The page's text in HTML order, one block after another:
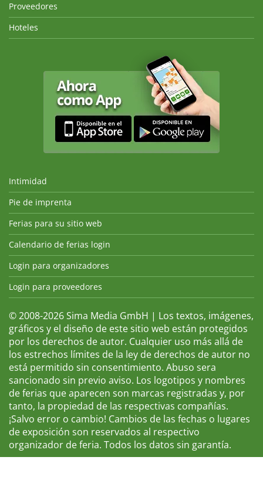
Proveedores
Hoteles
Intimidad
Pie de imprenta
Ferias para su sitio web
Calendario de ferias login
Login para organizadores
Login para proveedores
© 2008-2026 Sima Media GmbH | Los textos, imágenes,
gráficos y el diseño de este sitio web están protegidos
por los derechos de autor. Cualquier uso más allá de
los estrechos límites de la ley de derechos de autor no
está permitido sin consentimiento. Abuso sera
sancionado sin previo aviso. Los logotipos y nombres
de ferias que aparecen son marcas registradas y, por
tanto, la propiedad de las respectivas compañías.
¡Salvo error o cambio! Cambios de las fechas o lugares
de exposición son reservados al respectivo
organizador de feria. Todos los datos sin garantía.